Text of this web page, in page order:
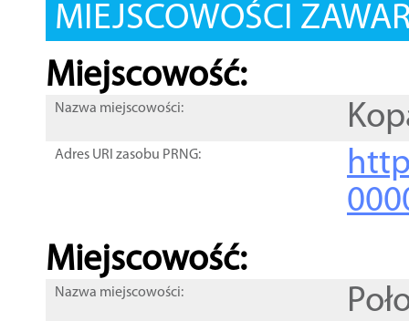
MIEJSCOWOŚCI
Miejscowość:
Nazwa miejscowości:
Adres URI zasobu PRNG:
Miejscowość:
Nazwa miejscowości: